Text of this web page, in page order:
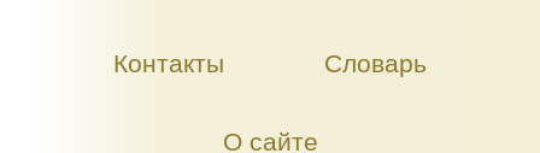
Контакты Словарь
О сайте